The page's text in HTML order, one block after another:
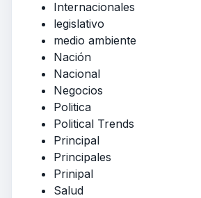
Internacionales
legislativo
medio ambiente
Nación
Nacional
Negocios
Politica
Political Trends
Principal
Principales
Prinipal
Salud